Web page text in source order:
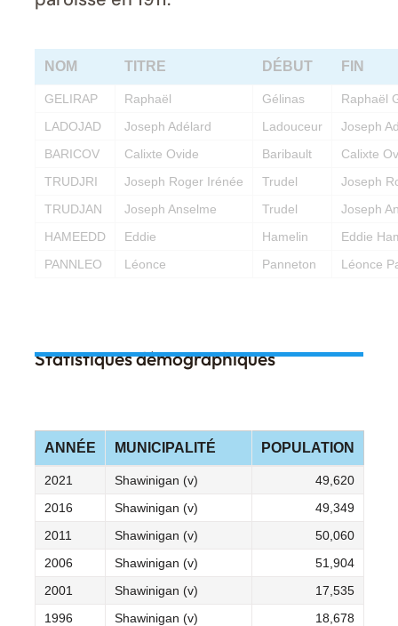
NOM TITRE DÉBUT FIN
GELIRAP Raphaël Gélinas
Raphaël
LADOJAD
Joseph Adélard Ladouceur
Joseph
BARICOV
Calixte Ovide Baribault
Calixte
TRUDJRI
Joseph Roger Irénée Trudel
Joseph
TRUDJAN
Joseph Anselme Trudel
Joseph
HAMEEDD
Eddie Hamelin
Eddie
PANNLEO
Léonce Panneton Léonce
Statistiques démographiques
ANNÉE MUNICIPALITÉ POPULATION
2021 Shawinigan (v)
49,620
2016
Shawinigan (v)
49,349
2011
Shawinigan (v)
50,060
2006
Shawinigan (v)
51,904
2001
Shawinigan (v)
17,535
1996
Shawinigan (v)
18,678